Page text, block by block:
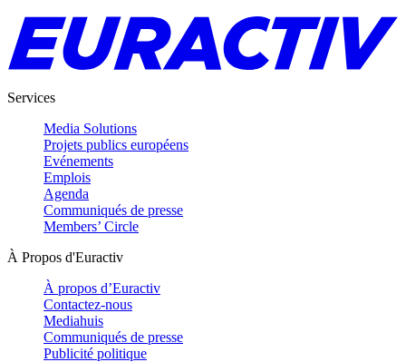
Services
Media Solutions
Projets publics européens
Evénements
Emplois
Agenda
Communiqués de presse
Members’ Circle
À Propos d'Euractiv
À propos d’Euractiv
Contactez-nous
Mediahuis
Communiqués de presse
Publicité politique